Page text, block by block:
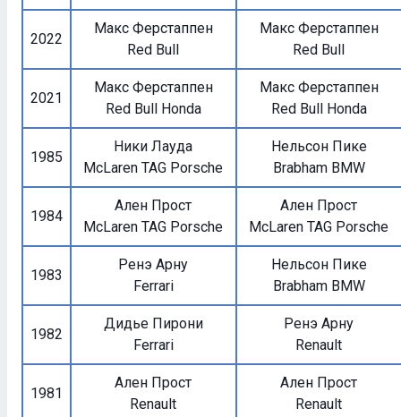
2022
Макс Ферстаппен
Red Bull
Макс Ферстаппен
Red Bull
2021
Макс Ферстаппен
Red Bull Honda
Макс Ферстаппен
Red Bull Honda
1985
Ники Лауда
McLaren TAG Porsche
Нельсон Пике
Brabham BMW
1984
Ален Прост
McLaren TAG Porsche
Ален Прост
McLaren TAG Porsche
1983
Ренэ Арну
Ferrari
Нельсон Пике
Brabham BMW
1982
Дидье Пирони
Ferrari
Ренэ Арну
Renault
1981
Ален Прост
Renault
Ален Прост
Renault